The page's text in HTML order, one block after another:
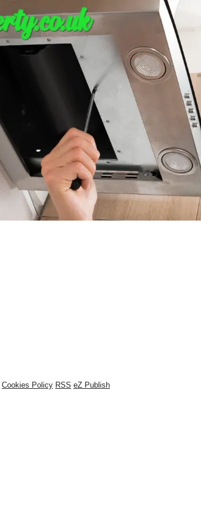
Cookies Policy RSS eZ Publish